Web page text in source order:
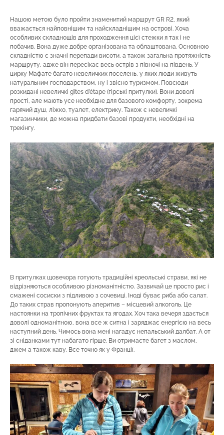
Нашою метою було пройти знаменитий маршрут GR R2, який
вважається найповнішим та найскладнішим на острові. Хоча
особливих складнощів для проходження цієї стежки я так і не
побачив. Вона дуже добре організована та облаштована. Основною
складністю є значні перепади висоти, а також загальна протяжність
маршруту, адже він пересікає весь острів з півночі на південь. У
цирку Мафате багато невеличких поселень, у яких люди живуть
натуральним господарством, ну і звісно туризмом. Повсюди
розкидані невеличкі gîtes d’étape (гірські притулки). Вони доволі
прості, але мають усе необхідне для базового комфорту, зокрема
гарячий душ, ліжко, туалет, електрику. Також є невеличкі
магазинчики, де можна придбати базові продукти, необхідні на
трекінгу.
В притулках щовечора готують традиційні креольські страви, які не
відрізняються особливою різноманітністю. Зазвичай це просто рис і
смажені сосиски з підливою з сочевиці. Іноді буває риба або салат.
До таких страв пропонують аперитив – місцевий алкоголь. Це
настоянки на тропічних фруктах та ягодах. Хоч така вечеря здається
доволі одноманітною, вона все ж ситна і заряджає енергією на весь
наступний день. Чимось вона мені нагадує непальський далбат. А от
зі сніданками тут набагато гірше. Ви отримаєте багет з маслом,
джем а також каву. Все точно як у Франції.